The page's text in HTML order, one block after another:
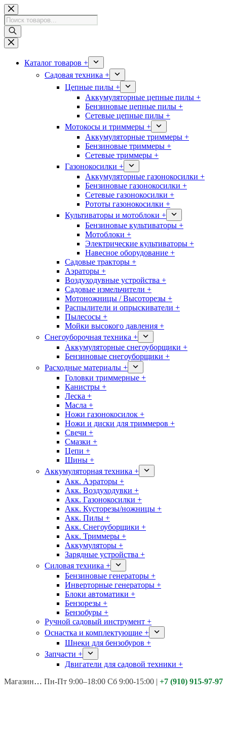
Перейти
к
сути
Поиск
товаров
Каталог товаров +
Садовая техника +
Цепные пилы +
Аккумуляторные цепные пилы +
Бензиновые цепные пилы +
Сетевые цепные пилы +
Мотокосы и триммеры +
Аккумуляторные триммеры +
Бензиновые триммеры +
Сетевые триммеры +
Газонокосилки +
Аккумуляторные газонокосилки +
Бензиновые газонокосилки +
Сетевые газонокосилки +
Рототы газонокосилки +
Культиваторы и мотоблоки +
Бензиновые культиваторы +
Мотоблоки +
Электрические культиваторы +
Навесное оборудование +
Садовые тракторы +
Аэраторы +
Воздуходувные устройства +
Садовые измельчители +
Мотоножницы / Высоторезы +
Распылители и опрыскиватели +
Пылесосы +
Мойки высокого давления +
Снегоуборочная техника +
Аккумуляторные снегоуборщики +
Бензиновые снегоуборщики +
Расходные материалы +
Головки триммерные +
Канистры +
Леска +
Масла +
Ножи газонокосилок +
Ножи и диски для триммеров +
Свечи +
Смазки +
Цепи +
Шины +
Аккумуляторная техника +
Акк. Аэраторы +
Акк. Воздуходувки +
Акк. Газонокосилки +
Акк. Кусторезы/ножницы +
Акк. Пилы +
Акк. Снегоуборщики +
Акк. Триммеры +
Аккумуляторы +
Зарядные устройства +
Силовая техника +
Бензиновые генераторы +
Инверторные генераторы +
Блоки автоматики +
Бензорезы +
Бензобуры +
Ручной садовый инструмент +
Оснастка и комплектующие +
Шнеки для бензобуров +
Запчасти +
Двигатели для садовой техники +
Магазины: Калуга ул. Московская д.113
Пн-Пт 9:00–18:00 Сб 9:00-15:00 | +7 (910) 915-97-97